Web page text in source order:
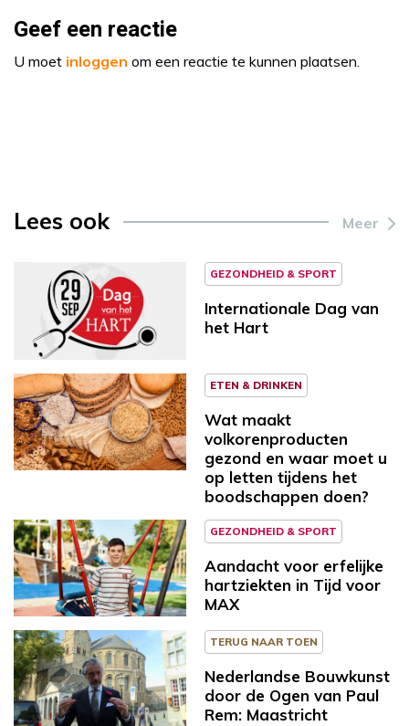
Geef een reactie
U moet inloggen om een reactie te kunnen plaatsen.
Lees ook Meer
GEZONDHEID & SPORT
Internationale Dag van
het Hart
ETEN & DRINKEN
Wat maakt
volkorenproducten
gezond en waar moet u
op letten tijdens het
boodschappen doen?
GEZONDHEID & SPORT
Aandacht voor erfelijke
hartziekten in Tijd voor
MAX
TERUG NAAR TOEN
Nederlandse Bouwkunst
door de Ogen van Paul
Rem: Maastricht